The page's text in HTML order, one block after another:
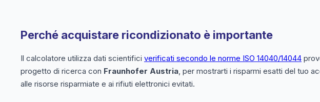
Perché acquistare ricondizionato è importante
Il calcolatore utilizza dati scientifici verificati secondo le norme ISO 14040/14044
progetto di ricerca con Fraunhofer Austria, per mostrarti i risparmi esatti del tuo
alle risorse risparmiate e ai rifiuti elettronici evitati.